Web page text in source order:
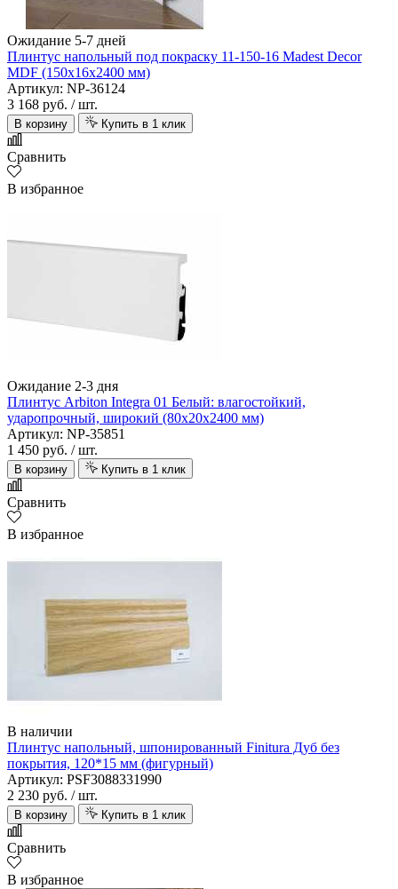
Ожидание 5-7 дней
Плинтус напольный под покраску 11-150-16 Madest Decor
MDF (150х16х2400 мм)
Артикул: NP-36124
3 168 руб. / шт.
В корзину Купить в 1 клик
Сравнить
В избранное
Ожидание 2-3 дня
Плинтус Arbiton Integra 01 Белый: влагостойкий,
ударопрочный, широкий (80х20х2400 мм)
Артикул: NP-35851
1 450 руб. / шт.
В корзину Купить в 1 клик
Сравнить
В избранное
В наличии
Плинтус напольный, шпонированный Finitura Дуб без
покрытия, 120*15 мм (фигурный)
Артикул: PSF3088331990
2 230 руб. / шт.
В корзину Купить в 1 клик
Сравнить
В избранное